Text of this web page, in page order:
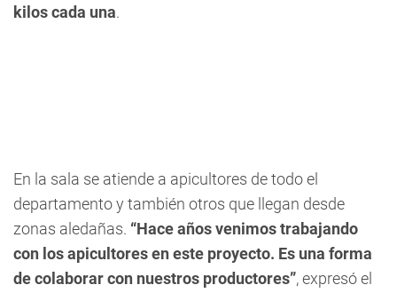
kilos cada una.
En la sala se atiende a apicultores de todo el
departamento y también otros que llegan desde
zonas aledañas. “Hace años venimos trabajando
con los apicultores en este proyecto. Es una forma
de colaborar con nuestros productores”, expresó el